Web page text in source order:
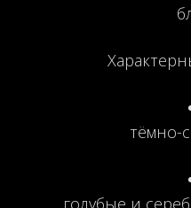
тёмно-
голубые и